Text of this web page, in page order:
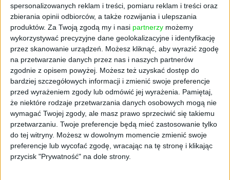
spersonalizowanych reklam i treści, pomiaru reklam i treści oraz
zbierania opinii odbiorców, a także rozwijania i ulepszania
produktów. Za Twoją zgodą my i nasi partnerzy możemy
wykorzystywać precyzyjne dane geolokalizacyjne i identyfikację
przez skanowanie urządzeń. Możesz kliknąć, aby wyrazić zgodę
na przetwarzanie danych przez nas i naszych partnerów
zgodnie z opisem powyżej. Możesz też uzyskać dostęp do
bardziej szczegółowych informacji i zmienić swoje preferencje
przed wyrażeniem zgody lub odmówić jej wyrażenia.
Pamiętaj,
że niektóre rodzaje przetwarzania danych osobowych mogą nie
wymagać Twojej zgody, ale masz prawo sprzeciwić się takiemu
przetwarzaniu. Twoje preferencje będą mieć zastosowanie tylko
do tej witryny. Możesz w dowolnym momencie zmienić swoje
preferencje lub wycofać zgodę, wracając na tę stronę i klikając
przycisk "Prywatność" na dole strony.
Fund 2 znajduje się NATO Innovation Fund
(NIF), uruchomiony przez 22 sojuszników
NATO podczas szczytu w Madrycie w 2022 r.,
Jego celem jest wspieranie startupów i innych
funduszy VC w rozwoju innowacyjnych
technologii deeptech o wysokim potencjale
podwójnego zastosowania (cywilnego i
wojskowego).
- OTB Ventures i NATO Innovation Fund
dzielą pasję do technologii oraz startupów z
sektora deeptech, inwestując w ambitnych
przedsiębiorców, aby zapewnić bezpieczną
przyszłość dla miliarda obywateli Sojuszu